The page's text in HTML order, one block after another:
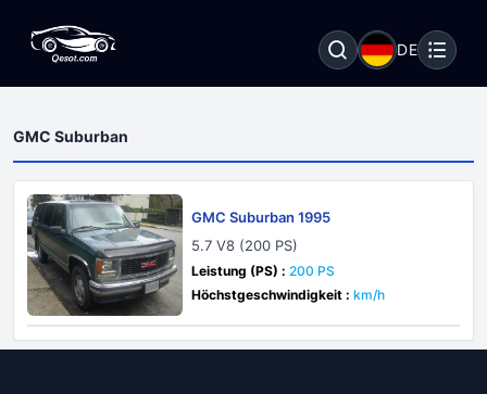
DE
GMC Suburban
GMC Suburban 1995
5.7 V8 (200 PS)
Leistung (PS) : 200 PS
Höchstgeschwindigkeit : km/h